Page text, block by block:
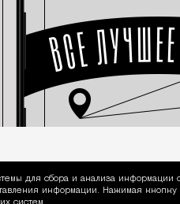
для сбора и анализа информации
информации. Нажимая кнопку